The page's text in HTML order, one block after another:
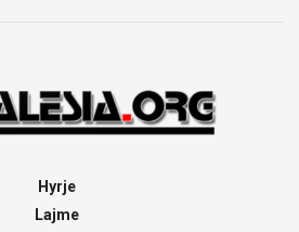
Hyrje
Lajme